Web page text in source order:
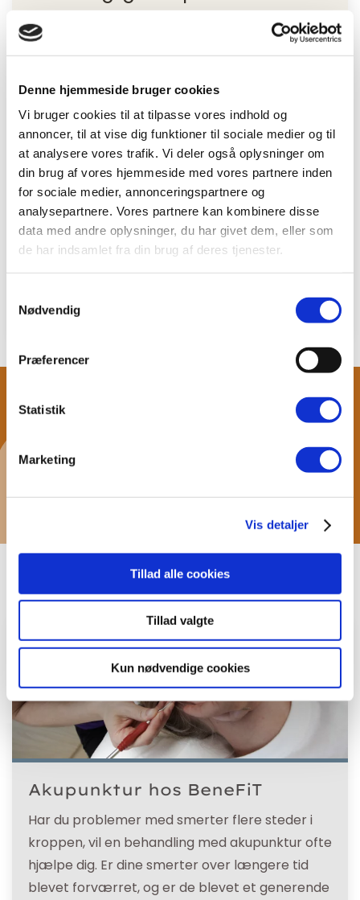
Denne hjemmeside bruger cookies
Vi bruger cookies til at tilpasse vores indhold og
annoncer, til at vise dig funktioner til sociale medier og til
at analysere vores trafik. Vi deler også oplysninger om
din brug af vores hjemmeside med vores partnere inden
for sociale medier, annonceringspartnere og
analysepartnere. Vores partnere kan kombinere disse
data med andre oplysninger, du har givet dem, eller som
de har indsamlet fra din brug af deres tjenester.
Nødvendig
Præferencer
Statistik
Marketing
Vis detaljer
Tillad alle cookies
Tillad valgte
Kun nødvendige cookies
Mere end 135 medarbejdere hos BeneFiT
klinikker i Danmark står klar til at hjælpe dig!
nyeste viden indenfor sundhed, fysioterapi,
motion og livsstil. Derfor kan vi altid tilbyde
dig faglig og kompetent behandling og
rådgivning omkring din sundhed. Hos BeneFiT
sætter vi en ære i at yde service på højt
plan, så du opnår netop det, du ønsker.
Din krop er dit liv - og en sund krop er vejen
til større velvære, bedre trivsel og et bedre
Seneste Facebook
BeneFiT Nyheder
Akupunktur hos BeneFiT
Har du problemer med smerter flere steder i
kroppen, vil en behandling med akupunktur ofte
hjælpe dig. Er dine smerter over længere tid
blevet forværret, og er de blevet et generende